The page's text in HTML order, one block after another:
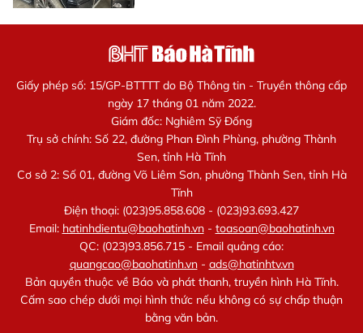
Giấy phép số: 15/GP-BTTTT do Bộ Thông tin - Truyền thông cấp
ngày 17 tháng 01 năm 2022.
Giám đốc: Nghiêm Sỹ Đống
Trụ sở chính: Số 22, đường Phan Đình Phùng, phường Thành
Sen, tỉnh Hà Tĩnh
Cơ sở 2: Số 01, đường Võ Liêm Sơn, phường Thành Sen, tỉnh Hà
Tĩnh
Điện thoại: (023)95.858.608 - (023)93.693.427
Email: hatinhdientu@baohatinh.vn- toasoan@baohatinh.vn
QC: (023)93.856.715 - Email quảng cáo:
quangcao@baohatinh.vn- ads@hatinhtv.vn
Bản quyền thuộc về Báo và phát thanh, truyền hình Hà Tĩnh.
Cấm sao chép dưới mọi hình thức nếu không có sự chấp thuận
bằng văn bản.